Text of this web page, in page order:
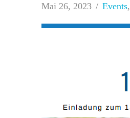
Mai 26, 2023 Events,